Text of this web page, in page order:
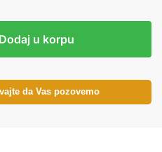
Dodaj u korpu
da Vas pozovemo